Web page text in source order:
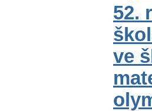
52.
ve